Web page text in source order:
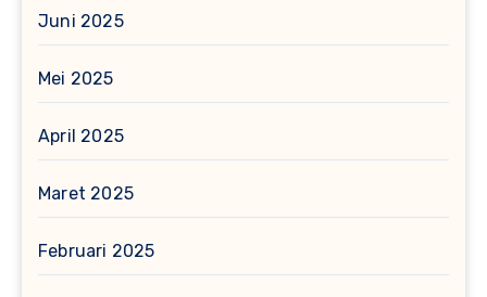
Juni 2025
Mei 2025
April 2025
Maret 2025
Februari 2025